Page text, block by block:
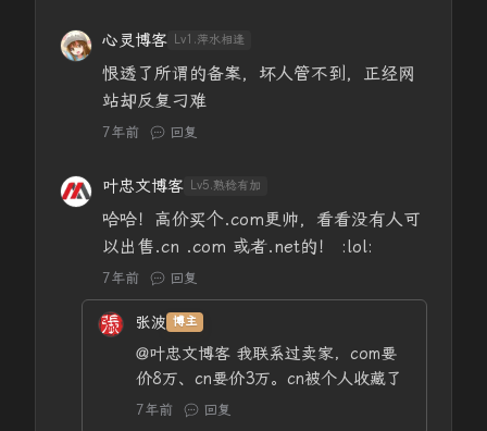
心灵博客 Lv1.萍水相逢
恨透了所谓的备案，坏人管不到，正经网
站却反复刁难
7年前 回复
叶忠文博客 Lv5.熟稔有加
哈哈！高价买个.com更帅，看看没有人可
以出售.cn .com 或者.net的！ :lol:
7年前 回复
张波 博主
@叶忠文博客 我联系过卖家，com要
价8万、cn要价3万。cn被个人收藏了
7年前 回复